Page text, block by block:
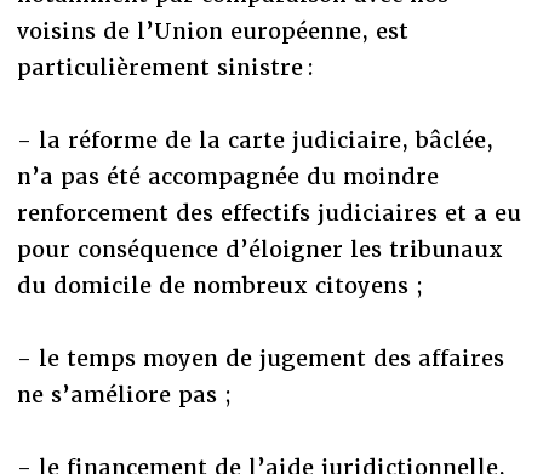
voisins de l’Union européenne, est
particulièrement sinistre :
- la réforme de la carte judiciaire, bâclée,
n’a pas été accompagnée du moindre
renforcement des effectifs judiciaires et a eu
pour conséquence d’éloigner les tribunaux
du domicile de nombreux citoyens ;
- le temps moyen de jugement des affaires
ne s’améliore pas ;
- le financement de l’aide juridictionnelle,